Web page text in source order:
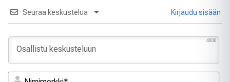
Seuraa keskustelua Kirjaudu sisään
4000